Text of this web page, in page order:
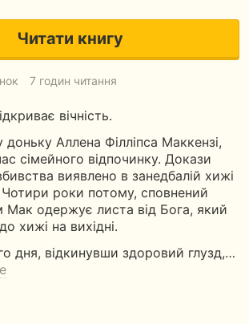
Читати книгу
7 годин читання
вічність.
доньку Аллена Філліпса Маккензі,
сімейного відпочинку. Докази
виявлено в занедбалій хижі
Чотири роки потому, сповнений
одержує листа від Бога, який
хижі на вихідні.
дня, відкинувши здоровий глузд,…